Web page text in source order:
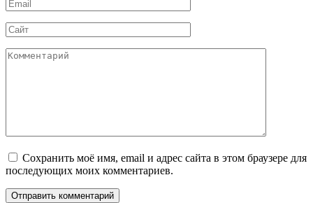
*
Сайт
Комментарий
Сохранить моё имя, email и адрес сайта в этом браузере для
последующих моих комментариев.